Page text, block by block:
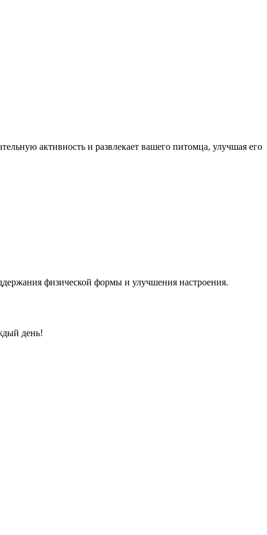
активность и развлекает вашего питомца, улучшая его
физической формы и улучшения настроения.
день!